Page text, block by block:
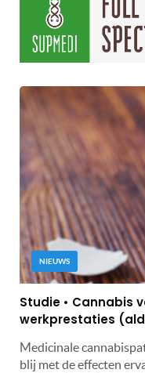
NIEUWS
Studie • Cannabis
werkprestaties
Medicinale
blij met de effecten